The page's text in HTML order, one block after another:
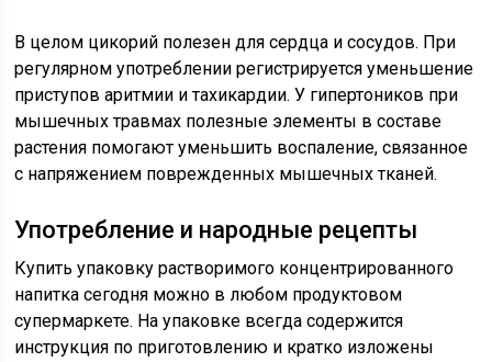
В целом цикорий полезен для сердца и сосудов. При
регулярном употреблении регистрируется уменьшение
приступов аритмии и тахикардии. У гипертоников при
мышечных травмах полезные элементы в составе
растения помогают уменьшить воспаление, связанное
с напряжением поврежденных мышечных тканей.
Употребление и народные рецепты
Купить упаковку растворимого концентрированного
напитка сегодня можно в любом продуктовом
супермаркете. На упаковке всегда содержится
инструкция по приготовлению и кратко изложены